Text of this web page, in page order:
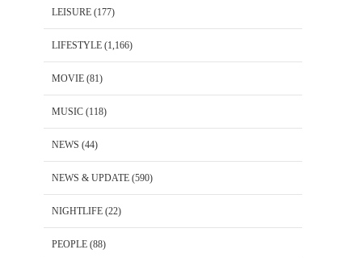
LEISURE (177)
LIFESTYLE (1,166)
MOVIE (81)
MUSIC (118)
NEWS (44)
NEWS & UPDATE (590)
NIGHTLIFE (22)
PEOPLE (88)